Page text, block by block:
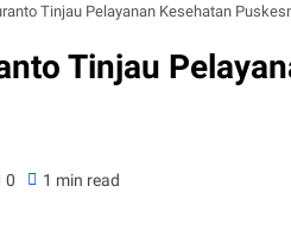
Tinjau Pelayanan Kesehatan
Tinjau
0 1 min read